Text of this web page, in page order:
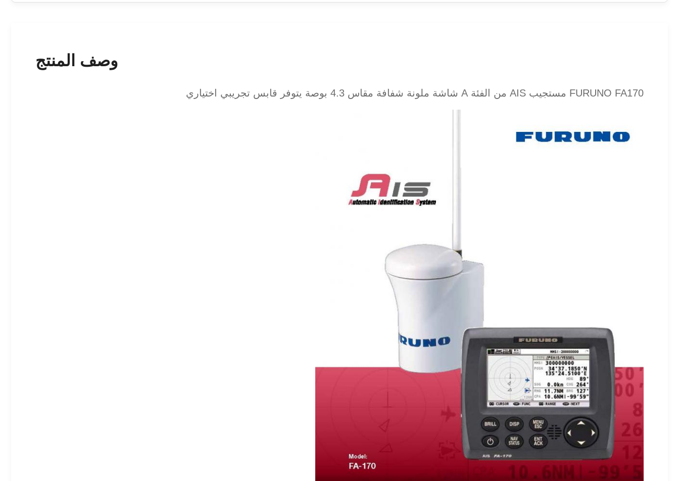
وصف المنتج
FURUNO FA170 مستجيب AIS من الفئة A شاشة ملونة شفافة مقاس 4.3 بوصة يتوفر قابس تجريبي اختياري